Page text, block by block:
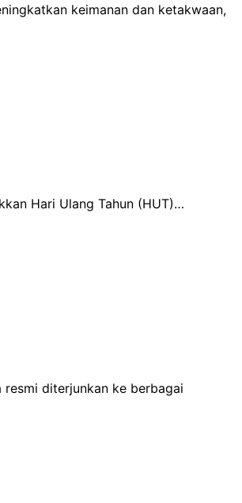
keimanan dan ketakwaan,
Hari Ulang Tahun (HUT)…
diterjunkan ke berbagai